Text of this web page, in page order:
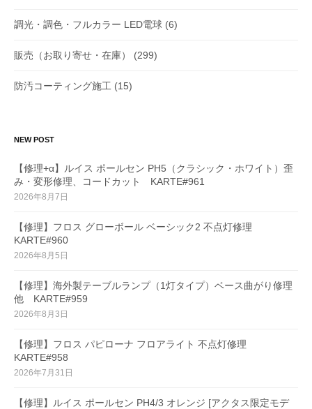
調光・調色・フルカラー LED電球 (6)
販売（お取り寄せ・在庫） (299)
防汚コーティング施工 (15)
NEW POST
【修理+α】ルイス ポールセン PH5（クラシック・ホワイト）歪
み・変形修理、コードカット KARTE#961
2026年8月7日
【修理】フロス グローボール ベーシック2 不点灯修理
KARTE#960
2026年8月5日
【修理】海外製テーブルランプ（1灯タイプ）ベース曲がり修理
他 KARTE#959
2026年8月3日
【修理】フロス パピローナ フロアライト 不点灯修理
KARTE#958
2026年7月31日
【修理】ルイス ポールセン PH4/3 オレンジ [アクタス限定モデ